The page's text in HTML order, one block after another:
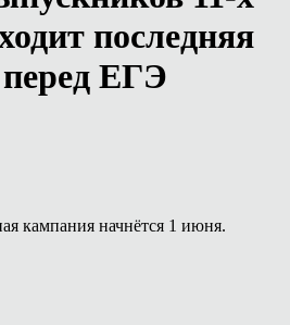
последняя
ЕГЭ
кампания начнётся 1 июня.